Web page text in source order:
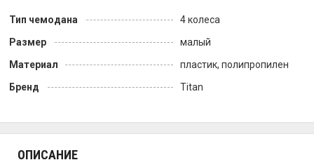
Тип чемодана
4 колеса
Размер
малый
Материал
пластик, полипропилен
Бренд
Titan
ОПИСАНИЕ